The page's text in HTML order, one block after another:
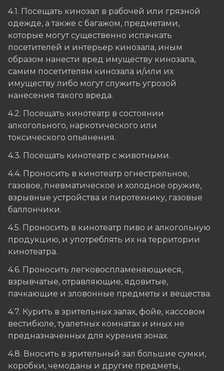
4.1. Посещать кинозал в рабочей или грязной
одежде, а также с багажом, предметами,
которые могут существенно испачкать
посетителей и интерьер кинозала, иным
образом нанести вред имуществу кинозала,
самим посетителям кинозала и/или их
имуществу либо могут служить угрозой
нанесения такого вреда.
4.2. Посещать кинотеатр в состоянии
алкогольного, наркотического или
токсического опьянения.
4.3. Посещать кинотеатр с животными.
4.4. Проносить в кинотеатр огнестрельное,
газовое, пневматическое и холодное оружие,
взрывные устройства и пиротехнику, газовые
баллончики.
4.5. Проносить в кинотеатр пиво и алкогольную
продукцию, и употреблять их на территории
кинотеатра.
4.6. Проносить легковоспламеняющиеся,
взрывчатые, отравляющие, ядовитые,
пачкающие и зловонные предметы и вещества.
4.7. Курить в зрительных залах, фойе, кассовом
вестибюле, туалетных комнатах и иных не
предназначенных для курения зонах.
4.8. Вносить в зрительный зал большие сумки,
коробки, чемоданы и другие предметы,